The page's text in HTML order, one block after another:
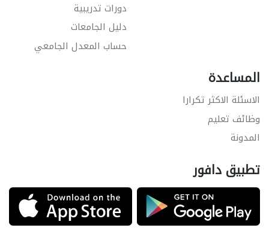
دورات تدريبية
دليل الجامعات
حساب المعدل الجامعي
المساعدة
الاسئلة الاكثر تكرارا
وظائف تعليم
المدونة
تطبيق دافور